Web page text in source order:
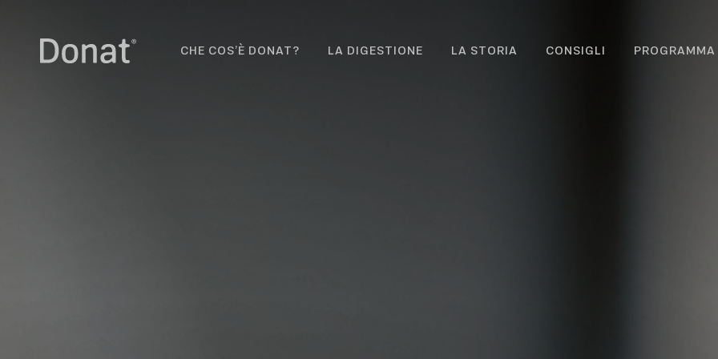
CHE COS’È DONAT? LA DIGESTIONE LA STORIA CONSIGLI PROGRAMMA